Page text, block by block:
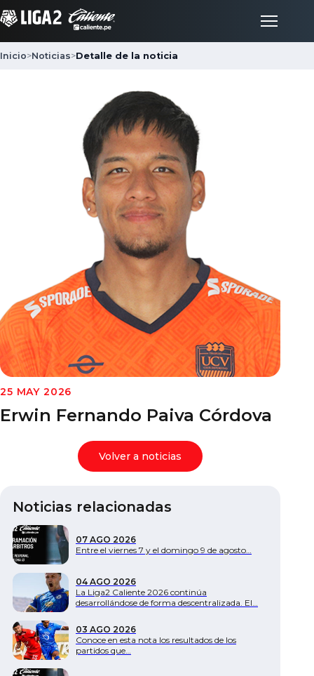
Noticias
Documentos
Inicio>Noticias>Detalle de la noticia
25 MAY 2026
Erwin Fernando Paiva Córdova
Volver a noticias
Noticias relacionadas
07 AGO 2026
Entre el viernes 7 y el domingo 9 de agosto…
04 AGO 2026
La Liga2 Caliente 2026 continúa
desarrollándose de forma descentralizada. El…
03 AGO 2026
Conoce en esta nota los resultados de los
partidos que…